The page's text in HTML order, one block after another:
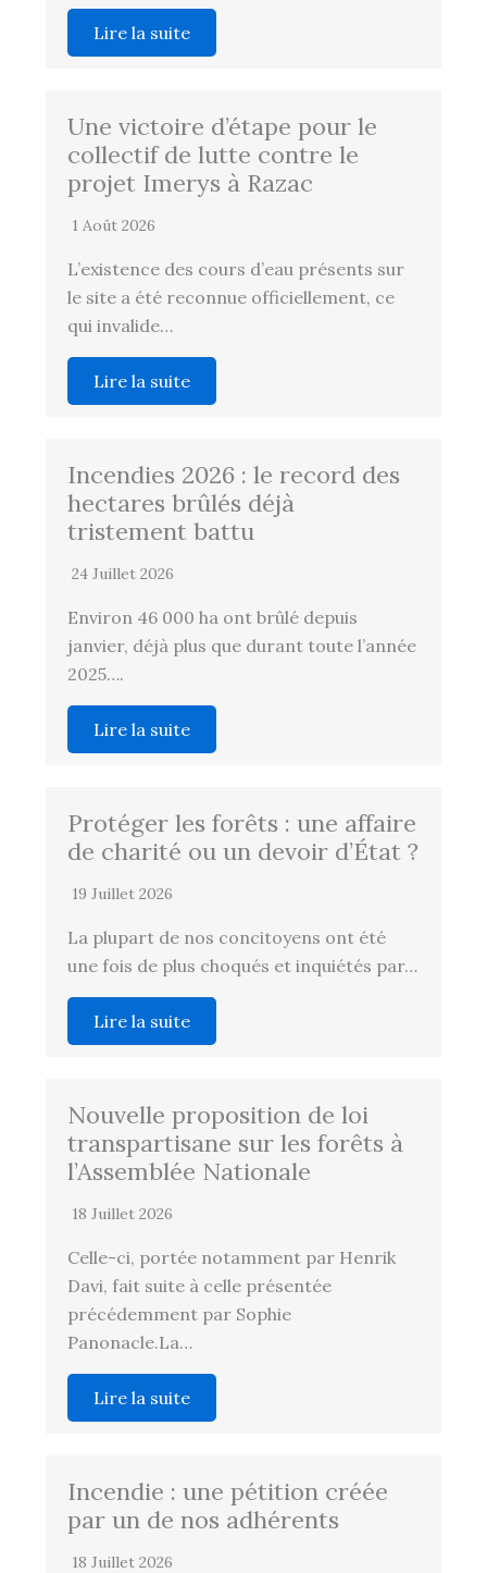
Lire la suite
Une victoire d’étape pour le
collectif de lutte contre le
projet Imerys à Razac
1 Août 2026
L’existence des cours d’eau présents sur
le site a été reconnue officiellement, ce
qui invalide…
Lire la suite
Incendies 2026 : le record des
hectares brûlés déjà
tristement battu
24 Juillet 2026
Environ 46 000 ha ont brûlé depuis
janvier, déjà plus que durant toute l’année
2025….
Lire la suite
Protéger les forêts : une affaire
de charité ou un devoir d’État ?
19 Juillet 2026
La plupart de nos concitoyens ont été
une fois de plus choqués et inquiétés par…
Lire la suite
Nouvelle proposition de loi
transpartisane sur les forêts à
l’Assemblée Nationale
18 Juillet 2026
Celle-ci, portée notamment par Henrik
Davi, fait suite à celle présentée
précédemment par Sophie
Panonacle.La…
Lire la suite
Incendie : une pétition créée
par un de nos adhérents
18 Juillet 2026